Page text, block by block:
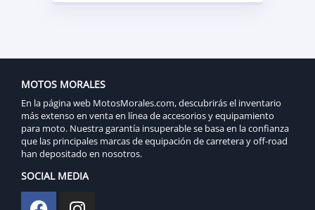
MOTOS MORALES
En la página web MotosMorales.com, descubrirás el inventario
más extenso en venta en línea de accesorios y equipamiento
para moto. Nuestra garantía insuperable se basa en la confianza
que las principales marcas de equipación de carretera y off-road
han depositado en nosotros.
SOCIAL MEDIA